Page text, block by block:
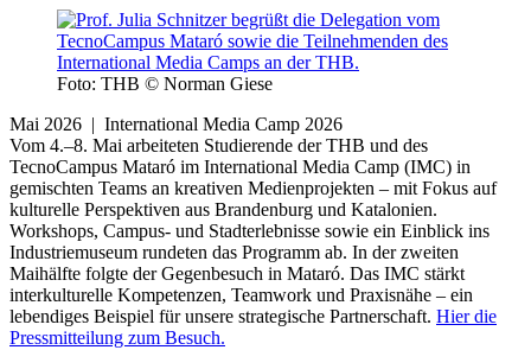
Foto: THB © Norman Giese
Mai 2026 | International Media Camp 2026
Vom 4.–8. Mai arbeiteten Studierende der THB und des
TecnoCampus Mataró im International Media Camp (IMC) in
gemischten Teams an kreativen Medienprojekten – mit Fokus auf
kulturelle Perspektiven aus Brandenburg und Katalonien.
Workshops, Campus- und Stadterlebnisse sowie ein Einblick ins
Industriemuseum rundeten das Programm ab. In der zweiten
Maihälfte folgte der Gegenbesuch in Mataró. Das IMC stärkt
interkulturelle Kompetenzen, Teamwork und Praxisnähe – ein
lebendiges Beispiel für unsere strategische Partnerschaft. Hier die
Pressmitteilung zum Besuch.